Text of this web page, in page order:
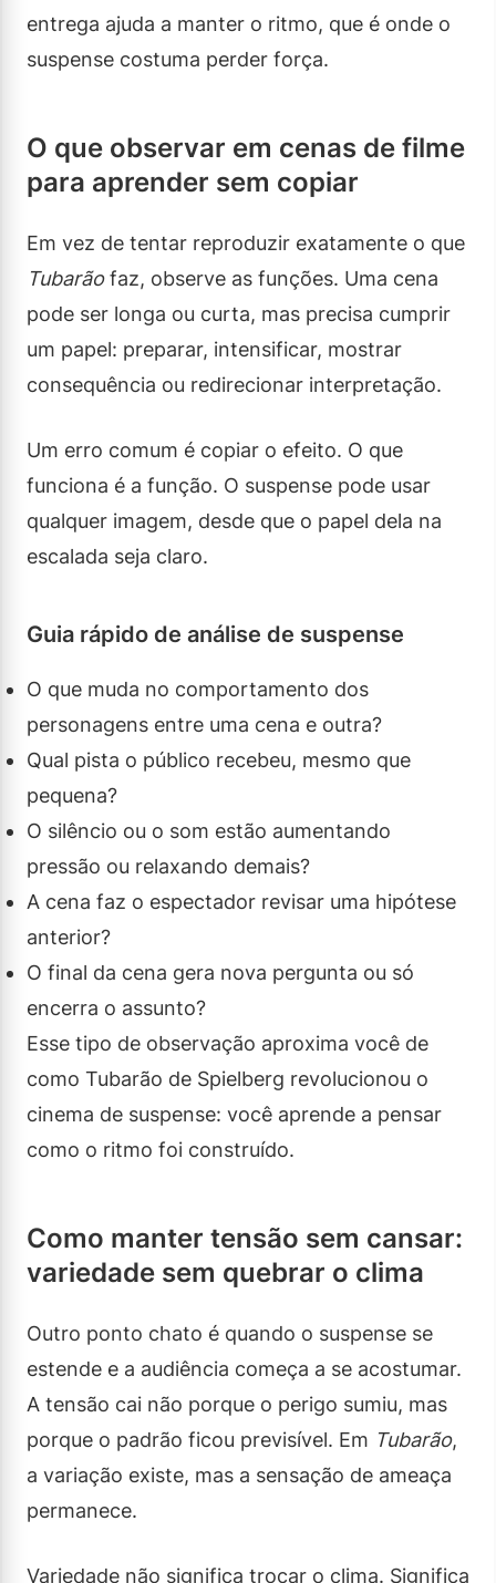
entrega ajuda a manter o ritmo, que é onde o
suspense costuma perder força.
O que observar em cenas de filme
para aprender sem copiar
Em vez de tentar reproduzir exatamente o que
Tubarãofaz, observe as funções. Uma cena
pode ser longa ou curta, mas precisa cumprir
um papel: preparar, intensificar, mostrar
consequência ou redirecionar interpretação.
Um erro comum é copiar o efeito. O que
funciona é a função. O suspense pode usar
qualquer imagem, desde que o papel dela na
escalada seja claro.
Guia rápido de análise de suspense
O que muda no comportamento dos
personagens entre uma cena e outra?
Qual pista o público recebeu, mesmo que
pequena?
O silêncio ou o som estão aumentando
pressão ou relaxando demais?
A cena faz o espectador revisar uma hipótese
anterior?
O final da cena gera nova pergunta ou só
encerra o assunto?
Esse tipo de observação aproxima você de
como Tubarão de Spielberg revolucionou o
cinema de suspense: você aprende a pensar
como o ritmo foi construído.
Como manter tensão sem cansar:
variedade sem quebrar o clima
Outro ponto chato é quando o suspense se
estende e a audiência começa a se acostumar.
A tensão cai não porque o perigo sumiu, mas
porque o padrão ficou previsível. Em Tubarão,
a variação existe, mas a sensação de ameaça
permanece.
Variedade não significa trocar o clima. Significa